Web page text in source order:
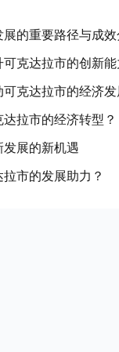
的重要路径与成
克达拉市的创新
克达拉市的经济
拉市的经济转型？
展的新机遇
市的发展助力？